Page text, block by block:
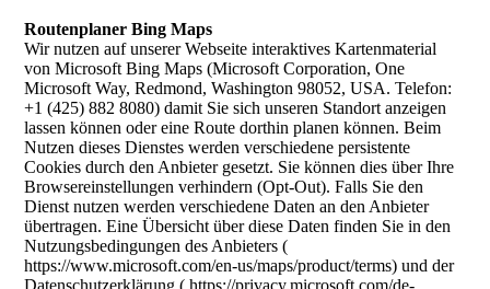
Routenplaner Bing Maps
Wir nutzen auf unserer Webseite interaktives Kartenmaterial
von Microsoft Bing Maps (Microsoft Corporation, One
Microsoft Way, Redmond, Washington 98052, USA. Telefon:
+1 (425) 882 8080) damit Sie sich unseren Standort anzeigen
lassen können oder eine Route dorthin planen können. Beim
Nutzen dieses Dienstes werden verschiedene persistente
Cookies durch den Anbieter gesetzt. Sie können dies über Ihre
Browsereinstellungen verhindern (Opt-Out). Falls Sie den
Dienst nutzen werden verschiedene Daten an den Anbieter
übertragen. Eine Übersicht über diese Daten finden Sie in den
Nutzungsbedingungen des Anbieters (
https://www.microsoft.com/en-us/maps/product/terms) und der
Datenschutzerklärung ( https://privacy.microsoft.com/de-